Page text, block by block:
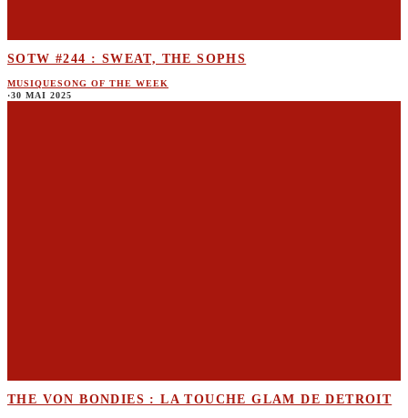
SOTW #244 : SWEAT, THE SOPHS
MUSIQUESONG OF THE WEEK
·30 MAI 2025
THE VON BONDIES : LA TOUCHE GLAM DE DETROIT